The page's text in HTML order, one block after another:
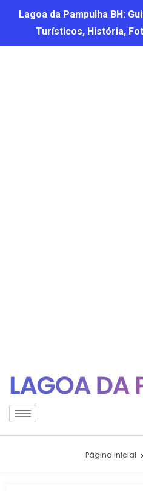
Lagoa da Pampulha BH:
Turísticos, História,
Página inicial